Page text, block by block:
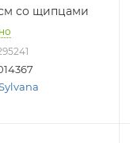
со щипцами